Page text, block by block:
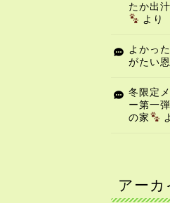
たか出
より
よかっ
がたい
冬限定
ー第一
の家
アーカ